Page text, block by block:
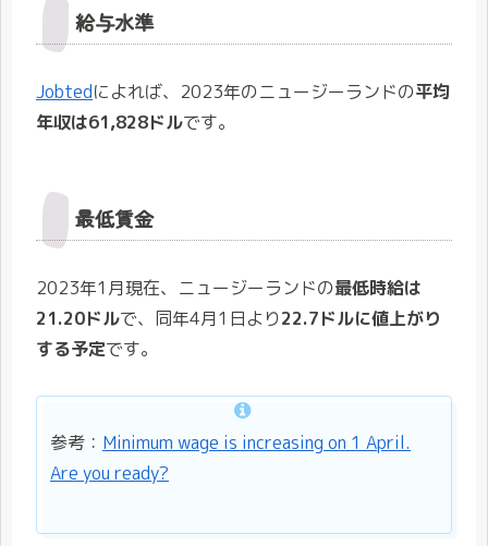
給与水準
Jobtedによれば、2023年のニュージーランドの平均
年収は61,828ドルです。
最低賃金
2023年1月現在、ニュージーランドの最低時給は
21.20ドルで、同年4月1日より22.7ドルに値上がり
する予定です。
参考： Minimum wage is increasing on 1 April.
Are you ready?